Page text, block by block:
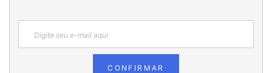
CONFIRMAR